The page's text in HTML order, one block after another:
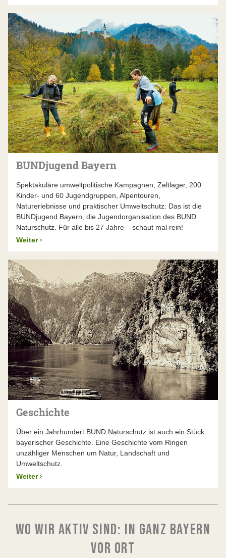
BUNDjugend Bayern
Spektakuläre umweltpolitische Kampagnen, Zeltlager, 200
Kinder- und 60 Jugendgruppen, Alpentouren,
Naturerlebnisse und praktischer Umweltschutz: Das ist die
BUNDjugend Bayern, die Jugendorganisation des BUND
Naturschutz. Für alle bis 27 Jahre – schaut mal rein!
Weiter ›
Geschichte
Über ein Jahrhundert BUND Naturschutz ist auch ein Stück
bayerischer Geschichte. Eine Geschichte vom Ringen
unzähliger Menschen um Natur, Landschaft und
Umweltschutz.
Weiter ›
WO WIR AKTIV SIND: IN GANZ BAYERN
VOR ORT